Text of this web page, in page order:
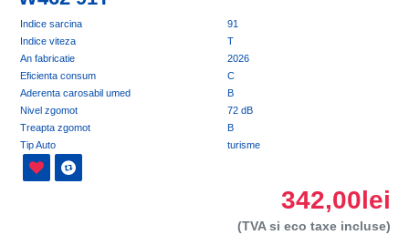
Indice sarcina
91
Indice viteza
T
An fabricatie
2026
Eficienta consum
C
Aderenta carosabil umed
B
Nivel zgomot
72 dB
Treapta zgomot
B
Tip Auto
turisme
342,00lei
(TVA si eco taxe incluse)